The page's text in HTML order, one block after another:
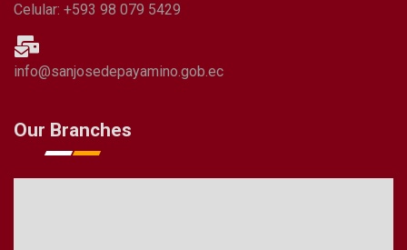
Celular: +593 98 079 5429
info@sanjosedepayamino.gob.ec
Our Branches